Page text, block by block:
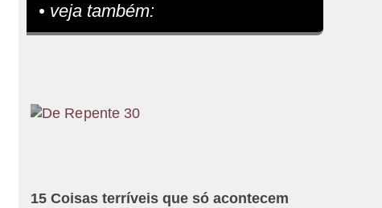
• veja também:
15 Coisas terríveis que só acontecem